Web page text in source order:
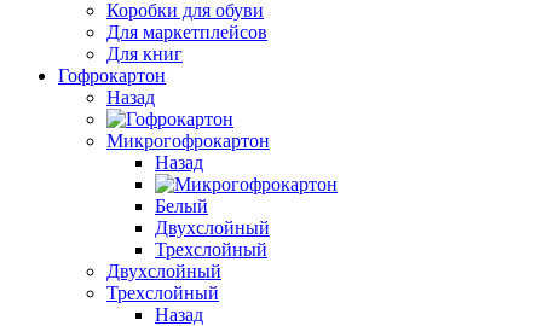
Коробки для обуви
Для маркетплейсов
Для книг
Гофрокартон
Назад
Микрогофрокартон
Назад
Белый
Двухслойный
Трехслойный
Двухслойный
Трехслойный
Назад